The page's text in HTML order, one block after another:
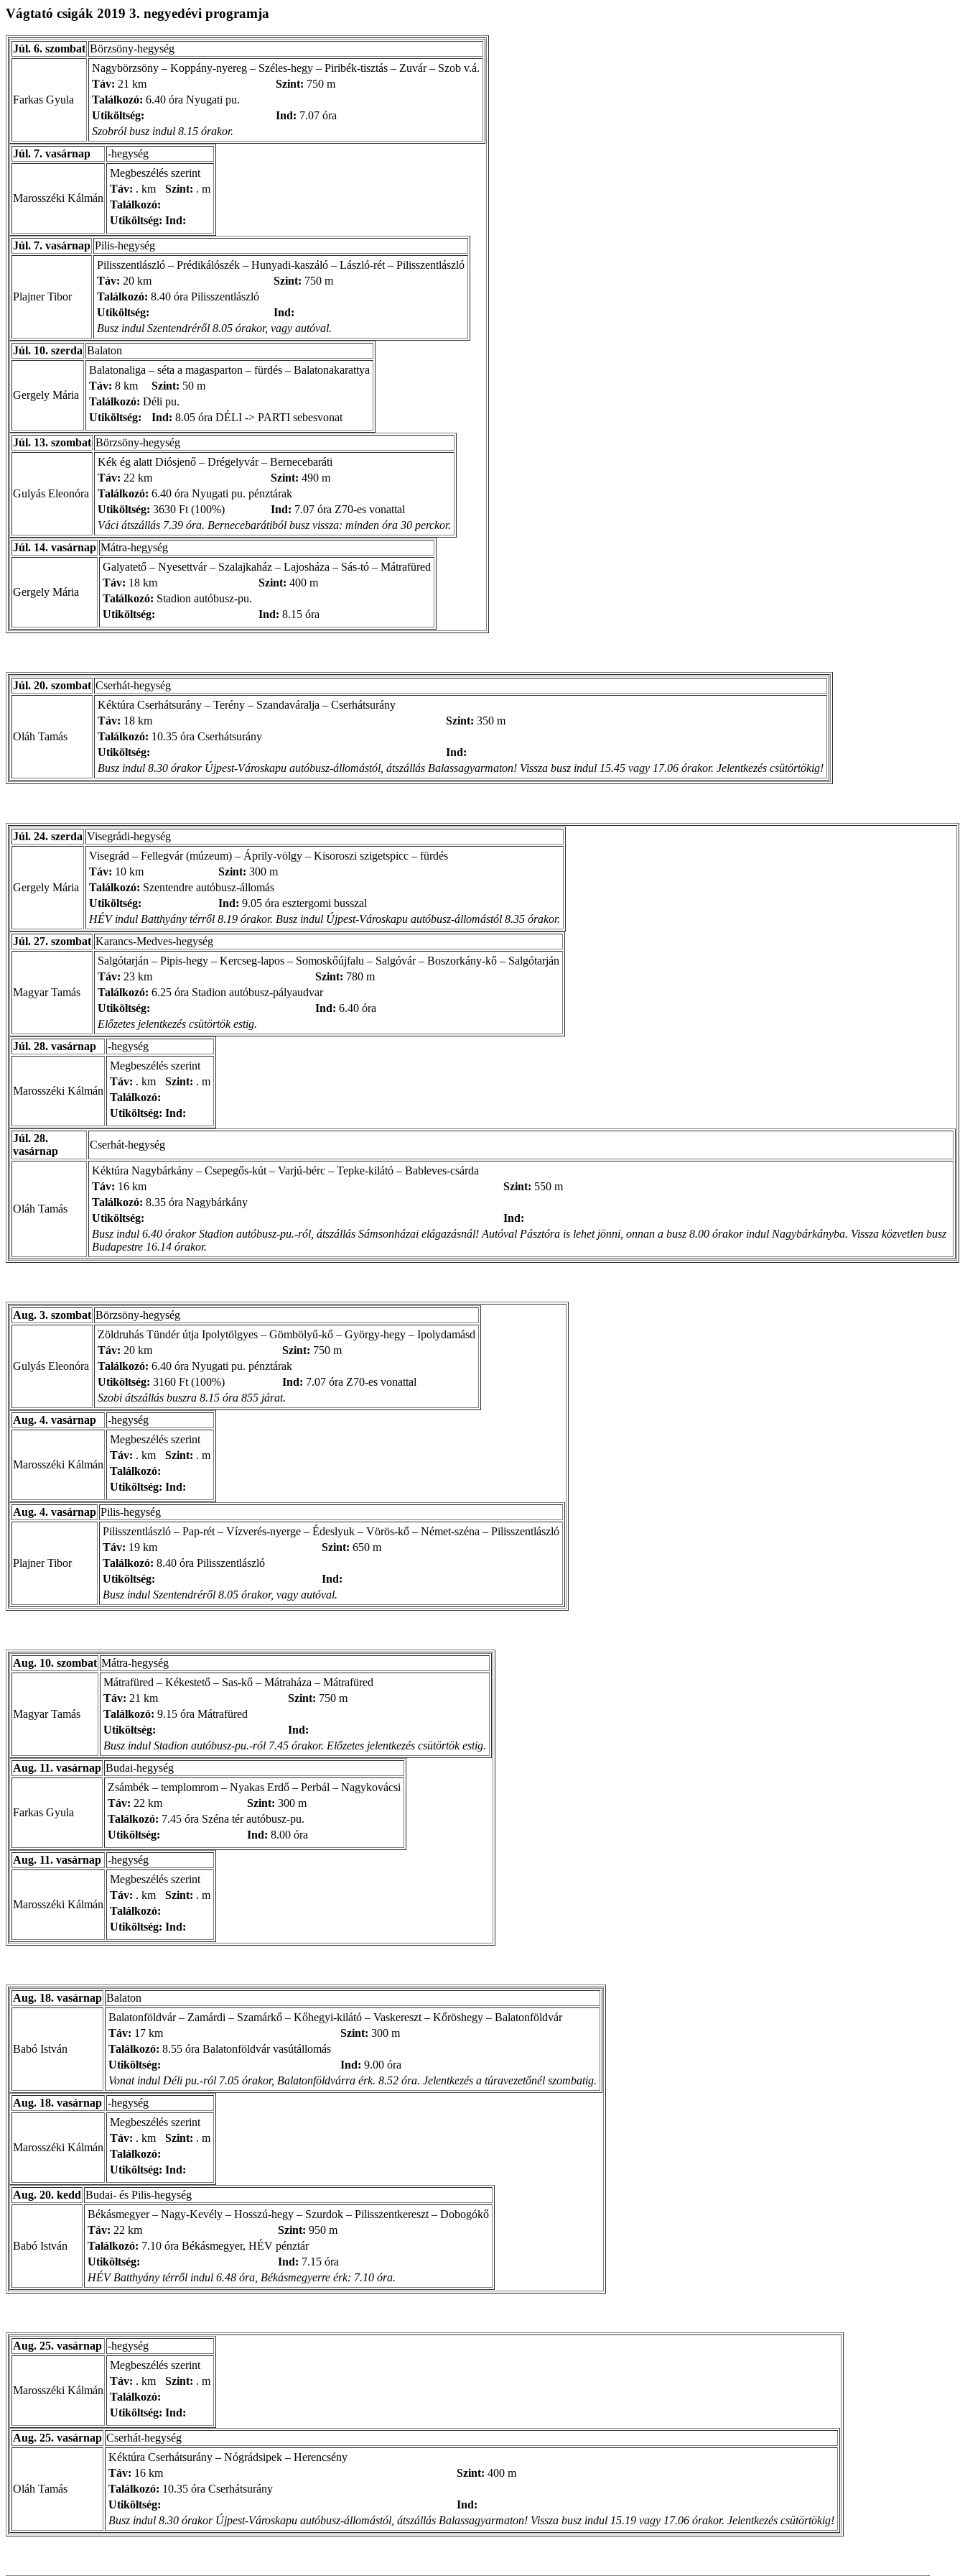
Vágtató csigák 2019 3. negyedévi programja
Júl. 6. szombat Börzsöny-hegység
Farkas Gyula
Nagybörzsöny – Koppány-nyereg – Széles-hegy – Piribék-tisztás – Zuvár – Szob v.á.
Táv: 21 km Szint: 750 m
Találkozó: 6.40 óra Nyugati pu.
Utiköltség:
Ind: 7.07 óra
Szobról busz indul 8.15 órakor.
Júl. 7. vasárnap
-hegység
Marosszéki Kálmán
Megbeszélés szerint
Táv: . km Szint: . m
Találkozó:
Utiköltség: Ind:
Júl. 7. vasárnap Pilis-hegység
Plajner Tibor
Pilisszentlászló – Prédikálószék – Hunyadi-kaszáló – László-rét – Pilisszentlászló
Táv: 20 km Szint: 750 m
Találkozó: 8.40 óra Pilisszentlászló
Utiköltség:
Ind:
Busz indul Szentendréről 8.05 órakor, vagy autóval.
Júl. 10. szerda Balaton
Gergely Mária
Balatonaliga – séta a magasparton – fürdés – Balatonakarattya
Táv: 8 km Szint: 50 m
Találkozó: Déli pu.
Utiköltség:
Ind: 8.05 óra DÉLI -> PARTI sebesvonat
Júl. 13. szombat Börzsöny-hegység
Gulyás Eleonóra
Kék ég alatt Diósjenő – Drégelyvár – Bernecebaráti
Táv: 22 km Szint: 490 m
Találkozó: 6.40 óra Nyugati pu. pénztárak
Utiköltség: 3630 Ft (100%) Ind: 7.07 óra Z70-es vonattal
Váci átszállás 7.39 óra. Bernecebarátiból busz vissza: minden óra 30 perckor.
Júl. 14. vasárnap Mátra-hegység
Gergely Mária
Galyatető – Nyesettvár – Szalajkaház – Lajosháza – Sás-tó – Mátrafüred
Táv: 18 km Szint: 400 m
Találkozó: Stadion autóbusz-pu.
Utiköltség:
Ind: 8.15 óra
Júl. 20. szombat Cserhát-hegység
Oláh Tamás
Kéktúra Cserhátsurány – Terény – Szandaváralja – Cserhátsurány
Táv: 18 km Szint: 350 m
Találkozó: 10.35 óra Cserhátsurány
Utiköltség:
Ind:
Busz indul 8.30 órakor Újpest-Városkapu autóbusz-állomástól, átszállás Balassagyarmaton! Vissza busz indul 15.45 vagy 17.06 órakor. Jelentkezés csütörtökig!
Júl. 24. szerda Visegrádi-hegység
Gergely Mária
Visegrád – Fellegvár (múzeum) – Áprily-völgy – Kisoroszi szigetspicc – fürdés
Táv: 10 km Szint: 300 m
Találkozó: Szentendre autóbusz-állomás
Utiköltség:
Ind: 9.05 óra esztergomi busszal
HÉV indul Batthyány térről 8.19 órakor. Busz indul Újpest-Városkapu autóbusz-állomástól 8.35 órakor.
Júl. 27. szombat Karancs-Medves-hegység
Magyar Tamás
Salgótarján – Pipis-hegy – Kercseg-lapos – Somoskőújfalu – Salgóvár – Boszorkány-kő – Salgótarján
Táv: 23 km Szint: 780 m
Találkozó: 6.25 óra Stadion autóbusz-pályaudvar
Utiköltség:
Ind: 6.40 óra
Előzetes jelentkezés csütörtök estig.
Júl. 28. vasárnap
-hegység
Marosszéki Kálmán
Megbeszélés szerint
Táv: . km Szint: . m
Találkozó:
Utiköltség: Ind:
Júl. 28.
vasárnap
Cserhát-hegység
Oláh Tamás
Kéktúra Nagybárkány – Csepegős-kút – Varjú-bérc – Tepke-kilátó – Bableves-csárda
Táv: 16 km Szint: 550 m
Találkozó: 8.35 óra Nagybárkány
Utiköltség:
Ind:
Busz indul 6.40 órakor Stadion autóbusz-pu.-ról, átszállás Sámsonházai elágazásnál! Autóval Pásztóra is lehet jönni, onnan a busz 8.00 órakor indul Nagybárkányba. Vissza közvetlen busz
Budapestre 16.14 órakor.
Aug. 3. szombat Börzsöny-hegység
Gulyás Eleonóra
Zöldruhás Tündér útja Ipolytölgyes – Gömbölyű-kő – György-hegy – Ipolydamásd
Táv: 20 km Szint: 750 m
Találkozó: 6.40 óra Nyugati pu. pénztárak
Utiköltség: 3160 Ft (100%) Ind: 7.07 óra Z70-es vonattal
Szobi átszállás buszra 8.15 óra 855 járat.
Aug. 4. vasárnap
-hegység
Marosszéki Kálmán
Megbeszélés szerint
Táv: . km Szint: . m
Találkozó:
Utiköltség: Ind:
Aug. 4. vasárnap Pilis-hegység
Plajner Tibor
Pilisszentlászló – Pap-rét – Vízverés-nyerge – Édeslyuk – Vörös-kő – Német-széna – Pilisszentlászló
Táv: 19 km Szint: 650 m
Találkozó: 8.40 óra Pilisszentlászló
Utiköltség:
Ind:
Busz indul Szentendréről 8.05 órakor, vagy autóval.
Aug. 10. szombat Mátra-hegység
Magyar Tamás
Mátrafüred – Kékestető – Sas-kő – Mátraháza – Mátrafüred
Táv: 21 km Szint: 750 m
Találkozó: 9.15 óra Mátrafüred
Utiköltség:
Ind:
Busz indul Stadion autóbusz-pu.-ról 7.45 órakor. Előzetes jelentkezés csütörtök estig.
Aug. 11. vasárnap Budai-hegység
Farkas Gyula
Zsámbék – templomrom – Nyakas Erdő – Perbál – Nagykovácsi
Táv: 22 km Szint: 300 m
Találkozó: 7.45 óra Széna tér autóbusz-pu.
Utiköltség:
Ind: 8.00 óra
Aug. 11. vasárnap -hegység
Marosszéki Kálmán
Megbeszélés szerint
Táv: . km Szint: . m
Találkozó:
Utiköltség: Ind:
Aug. 18. vasárnap Balaton
Babó István
Balatonföldvár – Zamárdi – Szamárkő – Kőhegyi-kilátó – Vaskereszt – Kőröshegy – Balatonföldvár
Táv: 17 km Szint: 300 m
Találkozó: 8.55 óra Balatonföldvár vasútállomás
Utiköltség:
Ind: 9.00 óra
Vonat indul Déli pu.-ról 7.05 órakor, Balatonföldvárra érk. 8.52 óra. Jelentkezés a túravezetőnél szombatig.
Aug. 18. vasárnap -hegység
Marosszéki Kálmán
Megbeszélés szerint
Táv: . km Szint: . m
Találkozó:
Utiköltség: Ind:
Aug. 20. kedd Budai- és Pilis-hegység
Babó István
Békásmegyer – Nagy-Kevély – Hosszú-hegy – Szurdok – Pilisszentkereszt – Dobogókő
Táv: 22 km Szint: 950 m
Találkozó: 7.10 óra Békásmegyer, HÉV pénztár
Utiköltség:
Ind: 7.15 óra
HÉV Batthyány térről indul 6.48 óra, Békásmegyerre érk: 7.10 óra.
Aug. 25. vasárnap -hegység
Marosszéki Kálmán
Megbeszélés szerint
Táv: . km Szint: . m
Találkozó:
Utiköltség: Ind:
Aug. 25. vasárnap Cserhát-hegység
Oláh Tamás
Kéktúra Cserhátsurány – Nógrádsipek – Herencsény
Táv: 16 km Szint: 400 m
Találkozó: 10.35 óra Cserhátsurány
Utiköltség:
Ind:
Busz indul 8.30 órakor Újpest-Városkapu autóbusz-állomástól, átszállás Balassagyarmaton! Vissza busz indul 15.19 vagy 17.06 órakor. Jelentkezés csütörtökig!